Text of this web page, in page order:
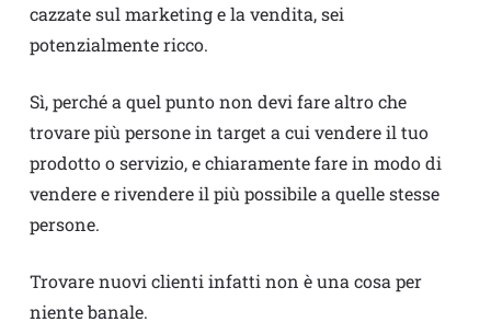
cazzate sul marketing e la vendita, sei
potenzialmente ricco.
Sì, perché a quel punto non devi fare altro che
trovare più persone in target a cui vendere il tuo
prodotto o servizio, e chiaramente fare in modo di
vendere e rivendere il più possibile a quelle stesse
persone.
Trovare nuovi clienti infatti non è una cosa per
niente banale.